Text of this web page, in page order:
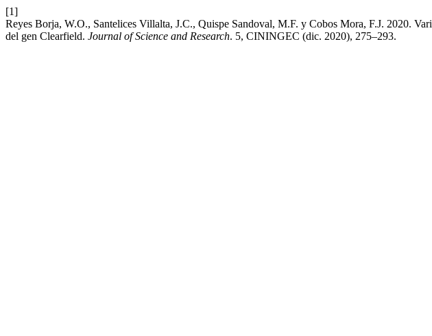
[1]
Reyes Borja, W.O., Santelices Villalta, J.C., Quispe Sandoval, M.F. y Cobos Mora, F.J. 2020.
del gen Clearfield. Journal of Science and Research. 5, CININGEC (dic. 2020), 275–293.